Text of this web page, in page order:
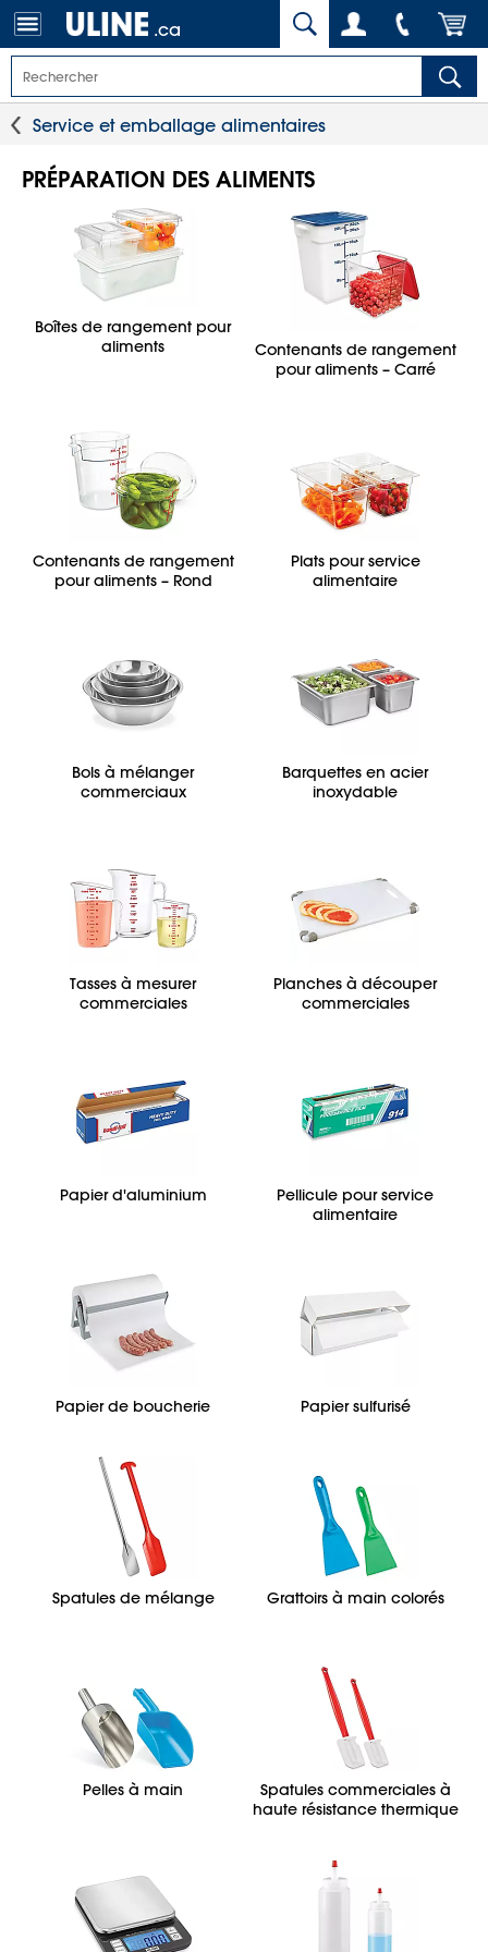
.ca
Service et emballage alimentaires
PRÉPARATION DES ALIMENTS
Boîtes de rangement pour
aliments
Contenants de rangement
pour aliments – Carré
Contenants de rangement
pour aliments – Rond
Plats pour service
alimentaire
Bols à mélanger
commerciaux
Barquettes en acier
inoxydable
Tasses à mesurer
commerciales
Planches à découper
commerciales
Papier d'aluminium
Pellicule pour service
alimentaire
Papier de boucherie Papier sulfurisé
Spatules de mélange Grattoirs à main colorés
Pelles à main
Spatules commerciales à
haute résistance thermique